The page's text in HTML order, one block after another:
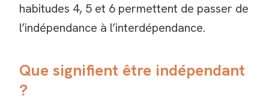
habitudes 4, 5 et 6 permettent de passer de
l’indépendance à l’interdépendance.
Que signifient être indépendant
?